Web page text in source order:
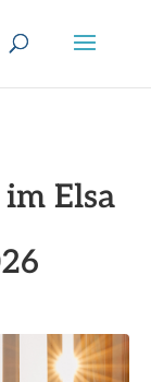
Elsa